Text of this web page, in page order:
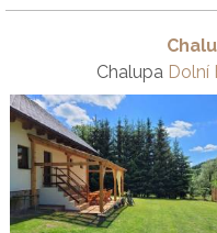
Chalupa Dolní